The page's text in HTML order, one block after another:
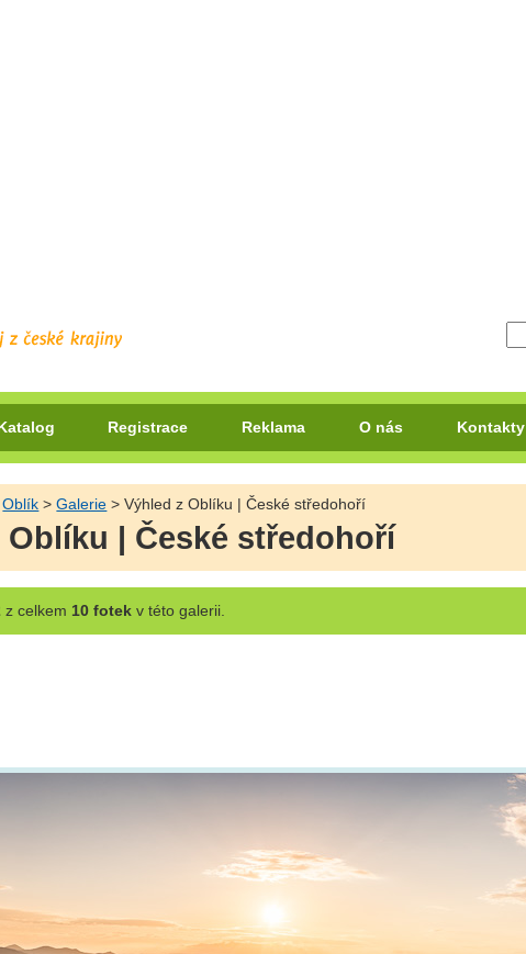
Registrace Reklama O nás Kontakty
Oblík >Galerie > Výhled z Oblíku | České středohoří
Oblíku | České středohoří
z celkem 10 fotekv této galerii.